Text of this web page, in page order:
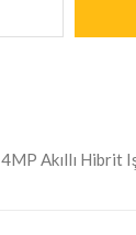
Akıllı Hibrit